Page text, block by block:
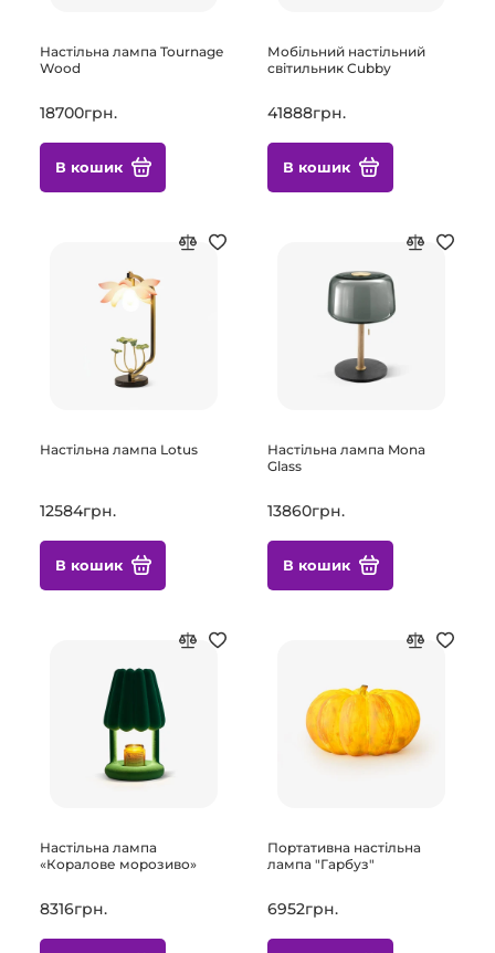
Настільна лампа Tournage
Wood
18700грн.
В кошик
Мобільний настільний
світильник Cubby
41888грн.
В кошик
Настільна лампа Lotus
12584грн.
В кошик
Настільна лампа Mona
Glass
13860грн.
В кошик
Настільна лампа
«Коралове морозиво»
8316грн.
Портативна настільна
лампа "Гарбуз"
6952грн.